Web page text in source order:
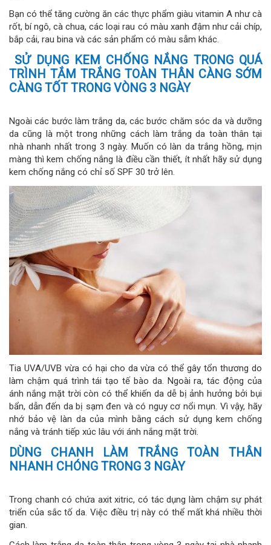
Bạn có thể tăng cường ăn các thực phẩm giàu vitamin A như cà
rốt, bí ngô, cà chua, các loại rau có màu xanh đậm như cải chíp,
bắp cải, rau bina và các sản phẩm có màu sẫm khác.
SỬ DỤNG KEM CHỐNG NẮNG TRONG QUÁ
TRÌNH TẮM TRẮNG TOÀN THÂN CÀNG SỚM
CÀNG TỐT TRONG VÒNG 3 NGÀY
Ngoài các bước làm trắng da, các bước chăm sóc da và dưỡng
da cũng là một trong những cách làm trắng da toàn thân tại
nhà nhanh nhất trong 3 ngày. Muốn có làn da trắng hồng, mịn
màng thì kem chống nắng là điều cần thiết, ít nhất hãy sử dụng
kem chống nắng có chỉ số SPF 30 trở lên.
Tia UVA/UVB vừa có hại cho da vừa có thể gây tổn thương do
làm chậm quá trình tái tạo tế bào da. Ngoài ra, tác động của
ánh nắng mặt trời còn có thể khiến da dễ bị ảnh hưởng bởi bụi
bẩn, dẫn đến da bị sạm đen và có nguy cơ nổi mụn. Vì vậy, hãy
nhớ bảo vệ làn da của mình bằng cách sử dụng kem chống
nắng và tránh tiếp xúc lâu với ánh nắng mặt trời.
DÙNG CHANH LÀM TRẮNG TOÀN THÂN
NHANH CHÓNG TRONG 3 NGÀY
Trong chanh có chứa axit xitric, có tác dụng làm chậm sự phát
triển của sắc tố da. Việc điều trị này có thể mất khá nhiều thời
gian.